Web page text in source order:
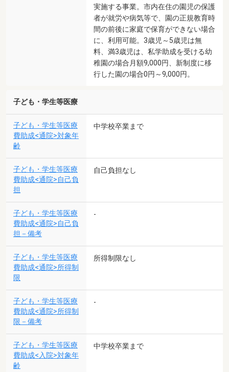
実施する事業。市内在住の園児の保護
者が就労や病気等で、園の正規教育時
間の前後に家庭で保育ができない場合
に、利用可能。3歳児～5歳児は無
料、満3歳児は、私学助成を受ける幼
稚園の場合月額9,000円、新制度に移
行した園の場合0円～9,000円。
子ども・学生等医療
子ども・学生等医療
費助成<通院>対象年
齢
中学校卒業まで
子ども・学生等医療
費助成<通院>自己負
担
自己負担なし
子ども・学生等医療
費助成<通院>自己負
担－備考
-
子ども・学生等医療
費助成<通院>所得制
限
所得制限なし
子ども・学生等医療
費助成<通院>所得制
限－備考
-
子ども・学生等医療
費助成<入院>対象年
齢
中学校卒業まで